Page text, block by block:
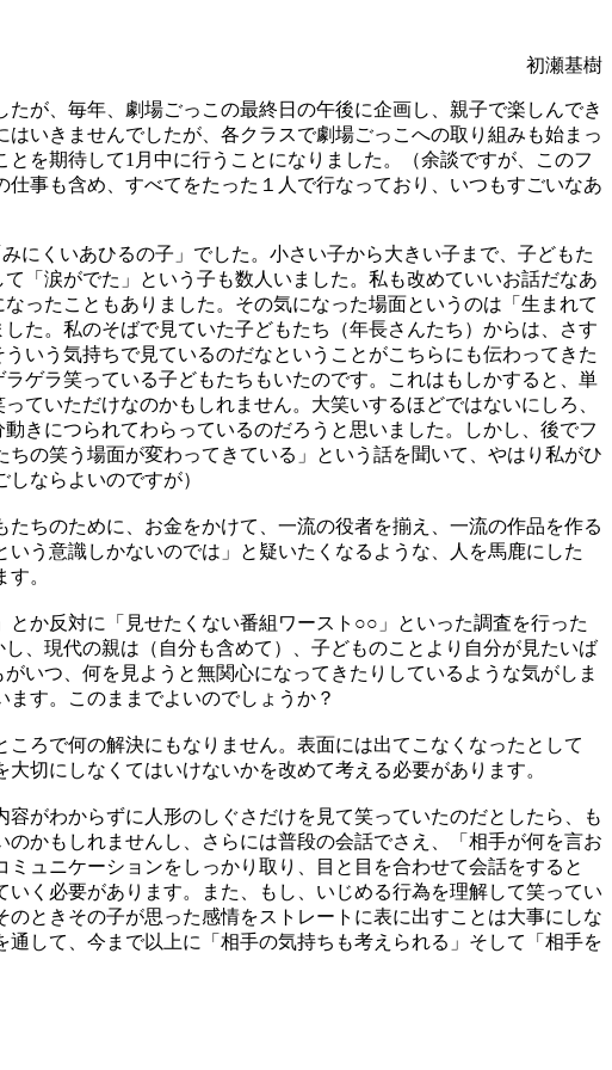
初瀬基樹
が、毎年、劇場ごっこの最終日の午後に企画し、親子で楽しんでき
いきませんでしたが、各クラスで劇場ごっこへの取り組みも始まっ
を期待して1月中に行うことになりました。（余談ですが、このフ
事も含め、すべてをたった１人で行なっており、いつもすごいなあ
にくいあひるの子」でした。小さい子から大きい子まで、子どもた
「涙がでた」という子も数人いました。私も改めていいお話だなあ
ったこともありました。その気になった場面というのは「生まれて
た。私のそばで見ていた子どもたち（年長さんたち）からは、さす
いう気持ちで見ているのだなということがこちらにも伝わってきた
ゲラ笑っている子どもたちもいたのです。これはもしかすると、単
ていただけなのかもしれません。大笑いするほどではないにしろ、
きにつられてわらっているのだろうと思いました。しかし、後でフ
の笑う場面が変わってきている」という話を聞いて、やはり私がひ
ならよいのですが）
ちのために、お金をかけて、一流の役者を揃え、一流の作品を作る
う意識しかないのでは」と疑いたくなるような、人を馬鹿にした
。
か反対に「見せたくない番組ワースト○○」といった調査を行った
、現代の親は（自分も含めて）、子どものことより自分が見たいば
いつ、何を見ようと無関心になってきたりしているような気がしま
す。このままでよいのでしょうか？
ろで何の解決にもなりません。表面には出てこなくなったとして
切にしなくてはいけないかを改めて考える必要があります。
がわからずに人形のしぐさだけを見て笑っていたのだとしたら、も
かもしれませんし、さらには普段の会話でさえ、「相手が何を言お
ュニケーションをしっかり取り、目と目を合わせて会話をすると
く必要があります。また、もし、いじめる行為を理解して笑ってい
ときその子が思った感情をストレートに表に出すことは大事にしな
して、今まで以上に「相手の気持ちも考えられる」そして「相手を